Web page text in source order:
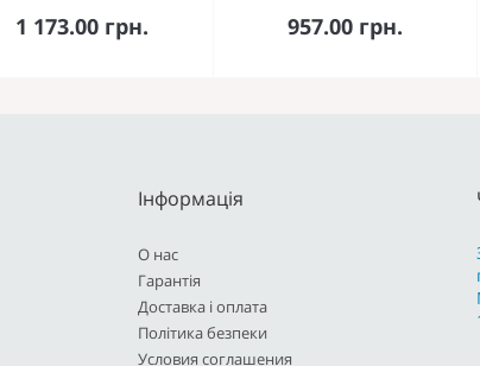
1 173.00 грн.
До кошика 957.00 грн.
До кошика
Інформація
О нас
Гарантія
Доставка і оплата
Політика безпеки
Условия соглашения